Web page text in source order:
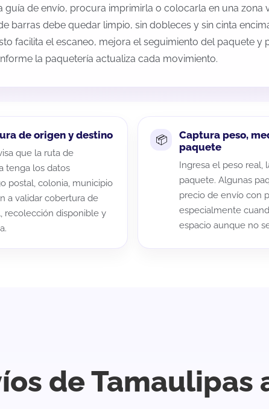
guía de envío, procura imprimirla o colocarla en una zona
barras debe quedar limpio, sin dobleces y sin cinta
facilita el escaneo, mejora el seguimiento del paquete y
la paquetería actualiza cada movimiento.
de origen y destino
que la ruta de
tenga los datos
postal, colonia, municipio
a validar cobertura de
recolección disponible y
Captura peso,
paquete
Ingresa el peso real,
paquete. Algunas
precio de envío con
especialmente
espacio aunque no
de Tamaulipas